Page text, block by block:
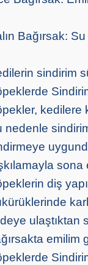
Bağırsak:
sindirim
kedilere
nedenle
sona
diş
ulaştıktan
emilim